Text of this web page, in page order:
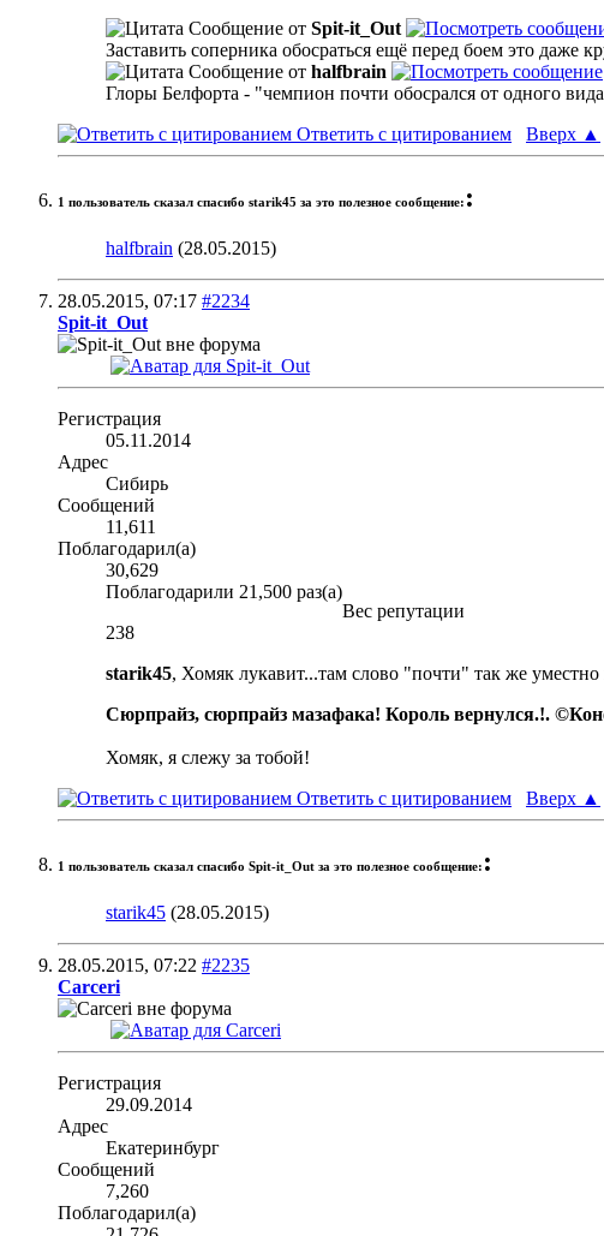
Сообщение от Spit-it_Out
Заставить соперника обосраться ещё перед боем это даже
Сообщение от halfbrain
Глоры Белфорта - "чемпион почти обосрался от одного
Ответить с цитированием
Вверх ▲
1 пользователь сказал cпасибо starik45 за это полезное сообщение: :
halfbrain (28.05.2015)
28.05.2015, 07:17 #2234
Spit-it_Out
Регистрация
05.11.2014
Адрес
Сибирь
Сообщений
11,611
Поблагодарил(а)
30,629
Поблагодарили 21,500 раз(а)
Вес репутации
238
starik45, Хомяк лукавит...там слово "почти" так же
Сюрпрайз, сюрпрайз мазафака! Король вернулся.!.
Хомяк, я слежу за тобой!
Ответить с цитированием
Вверх ▲
1 пользователь сказал cпасибо Spit-it_Out за это полезное сообщение: :
starik45 (28.05.2015)
28.05.2015, 07:22 #2235
Carceri
Регистрация
29.09.2014
Адрес
Екатеринбург
Сообщений
7,260
Поблагодарил(а)